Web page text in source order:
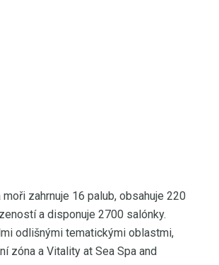
zahrnuje 16 palub, obsahuje 220
a disponuje 2700 salónky.
odlišnými tematickými oblastmi,
zóna a Vitality at Sea Spa and